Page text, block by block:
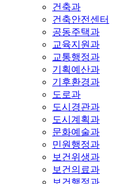
건축과
건축안전센터
공동주택과
교육지원과
교통행정과
기획예산과
기후환경과
도로과
도시경관과
도시계획과
문화예술과
민원행정과
보건위생과
보건의료과
보건행정과